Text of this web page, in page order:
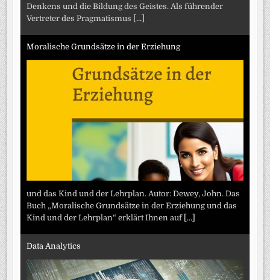
Denkens und die Bildung des Geistes. Als führender
Vertreter des Pragmatismus [...]
Moralische Grundsätze in der Erziehung
und das Kind und der Lehrplan. Autor: Dewey, John. Das
Buch „Moralische Grundsätze in der Erziehung und das
Kind und der Lehrplan“ erklärt Ihnen auf [...]
Data Analytics